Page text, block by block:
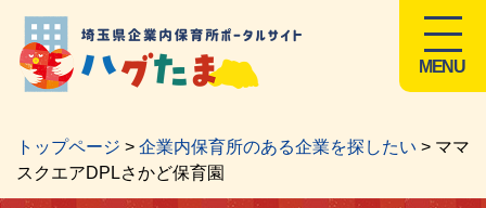
MENU
トップページ > 企業内保育所のある企業を探したい > ママ
スクエアDPLさかど保育園